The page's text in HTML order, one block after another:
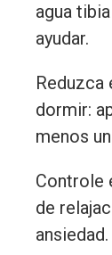
agua
ayudar.
Reduzca
dormir:
menos
Controle
de
ansiedad.